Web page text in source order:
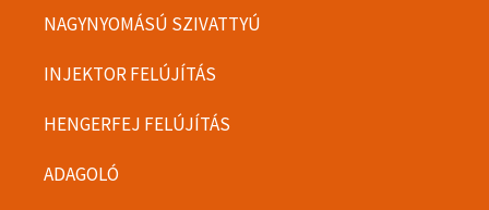
NAGYNYOMÁSÚ SZIVATTYÚ
INJEKTOR FELÚJÍTÁS
HENGERFEJ FELÚJÍTÁS
ADAGOLÓ